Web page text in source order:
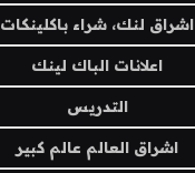
اشراق لنك، شراء باكلينكات
اعلانات الباك لينك
التدريس
اشراق العالم عالم كبير